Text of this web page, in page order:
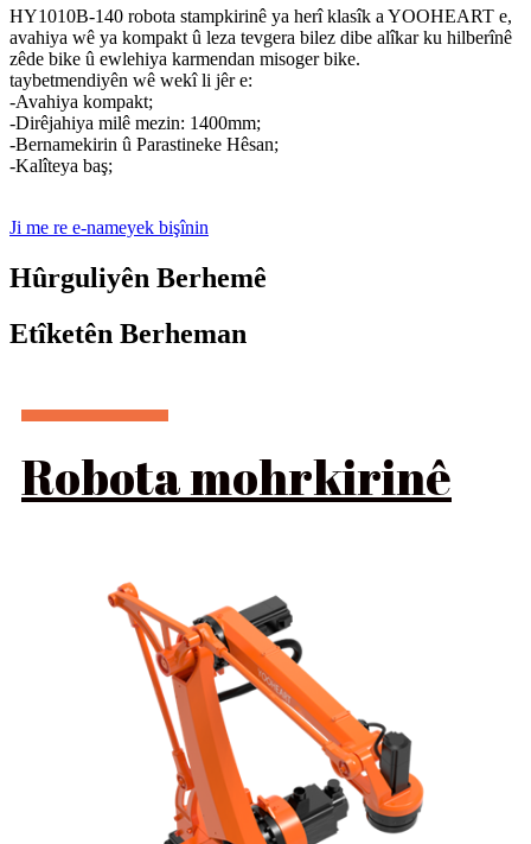
HY1010B-140 robota stampkirinê ya herî klasîk a YOOHEART e,
avahiya wê ya kompakt û leza tevgera bilez dibe alîkar ku hilberînê
zêde bike û ewlehiya karmendan misoger bike.
taybetmendiyên wê wekî li jêr e:
-Avahiya kompakt;
-Dirêjahiya milê mezin: 1400mm;
-Bernamekirin û Parastineke Hêsan;
-Kalîteya baş;
Ji me re e-nameyek bişînin
Hûrguliyên Berhemê
Etîketên Berheman
Robota mohrkirinê